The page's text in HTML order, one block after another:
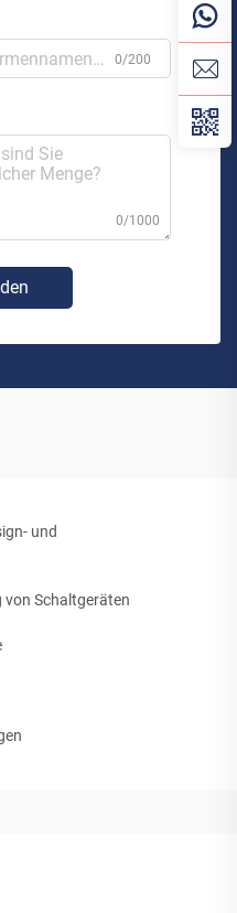
0/200
0/1000
und
von Schaltgeräten